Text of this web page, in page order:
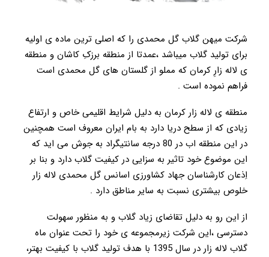
شرکت میهن گلاب گل محمدی را که اصلی ترین ماده ی اولیه
برای تولید گلاب میباشد ،عمدتا از منطقه برزکِ کاشان و منطقه
ی لاله زارِ کرمان که مملو از گلستان های گل محمدی است
فراهم نموده است .
منطقه ی لاله زار کرمان به دلیل شرایط اقلیمی خاص و ارتفاع
زیادی که از سطح دریا دارد به بام ایران معروف است همچنین
در این منطقه اب در 80 درجه سانتیگراد به جوش می اید که
این موضوع خود تاثیر به سزایی در کیفیت گلاب دارد و بنا بر
اِذعان کارشناسان جهاد کشاورزی اسانس گل محمدی لاله زار
خلوص بیشتری نسبت به سایر مناطق دارد .
از این رو به دلیل تقاضای زیاد گلاب و به منظور سهولت
دسترسی ،این شرکت زیرمجموعه ی خود را تحت عنوان ماه
گلاب لاله زار در سال 1395 با هدف تولید گلاب با کیفیت بهتر،